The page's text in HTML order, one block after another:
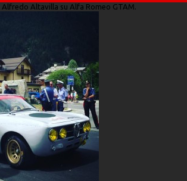
Alfredo Altavilla su Alfa Romeo GTAM.